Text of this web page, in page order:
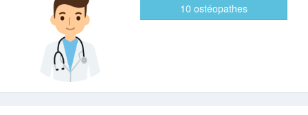
10 ostéopathes